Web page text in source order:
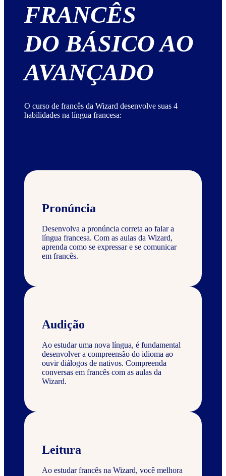
FRANCÊS
DO BÁSICO AO
AVANÇADO
O curso de francês da Wizard desenvolve suas 4
habilidades na língua francesa:
Pronúncia
Desenvolva a pronúncia correta ao falar a
língua francesa. Com as aulas da Wizard,
aprenda como se expressar e se comunicar
em francês.
Audição
Ao estudar uma nova língua, é fundamental
desenvolver a compreensão do idioma ao
ouvir diálogos de nativos. Compreenda
conversas em francês com as aulas da
Wizard.
Leitura
Ao estudar francês na Wizard, você melhora